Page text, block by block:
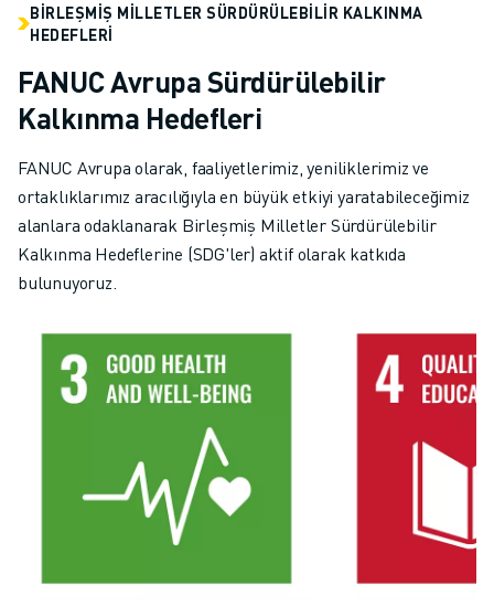
BIRLEŞMIŞ MILLETLER SÜRDÜRÜLEBILIR KALKINMA
HEDEFLERI
FANUC Avrupa Sürdürülebilir
Kalkınma Hedefleri
FANUC Avrupa olarak, faaliyetlerimiz, yeniliklerimiz ve
ortaklıklarımız aracılığıyla en büyük etkiyi yaratabileceğimiz
alanlara odaklanarak Birleşmiş Milletler Sürdürülebilir
Kalkınma Hedeflerine (SDG'ler) aktif olarak katkıda
bulunuyoruz.